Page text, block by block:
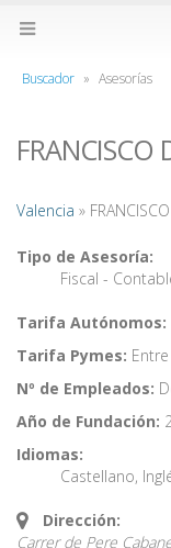
Buscador » Asesorías
FRANCISCO
Valencia »
Tipo de Asesoría:
Fiscal -
Tarifa Autónomos:
Tarifa Pymes:
Nº de Empleados:
Año de Fundación:
Idiomas:
Castellano,
Dirección:
Carrer de Pere